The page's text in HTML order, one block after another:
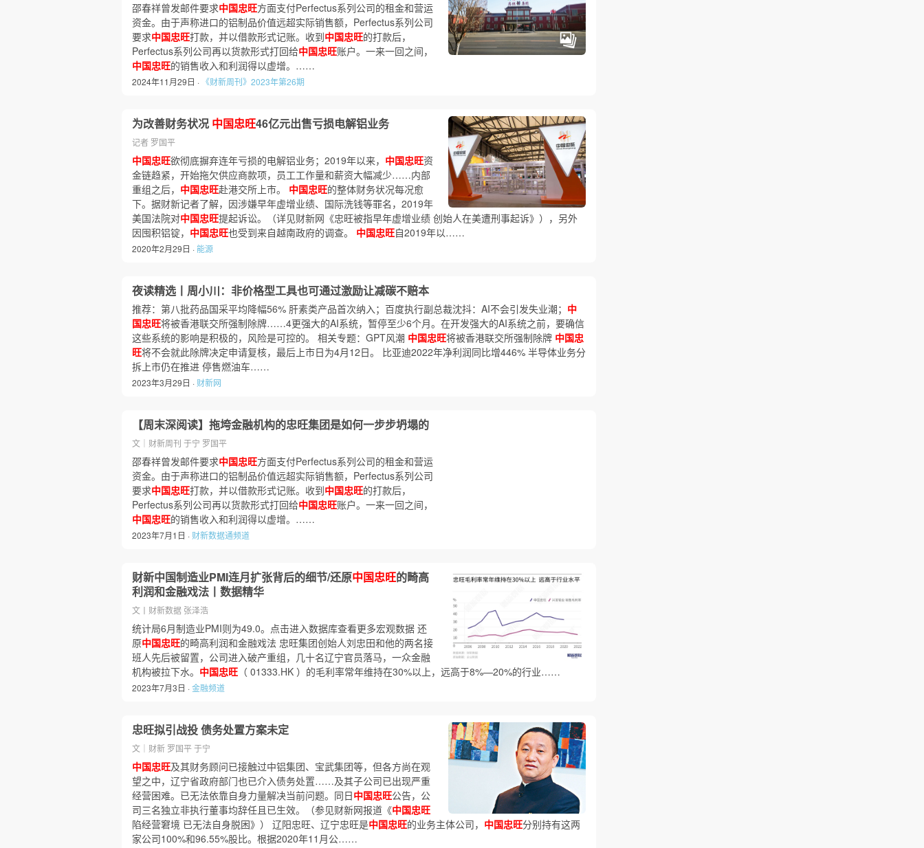
邵春祥曾发邮件要求中国忠旺方面支付Perfectus系列公司的租金和营运
资金。由于声称进口的铝制品价值远超实际销售额，Perfectus系列公司
要求中国忠旺打款，并以借款形式记账。收到中国忠旺的打款后，
Perfectus系列公司再以货款形式打回给中国忠旺账户。一来一回之间，
中国忠旺的销售收入和利润得以虚增。……
2024年11月29日 · 《财新周刊》2023年第26期
为改善财务状况 中国忠旺46亿元出售亏损电解铝业务
记者 罗国平
中国忠旺欲彻底摒弃连年亏损的电解铝业务；2019年以来， 中国忠旺资
金链趋紧，开始拖欠供应商款项，员工工作量和薪资大幅减少……内部
重组之后， 中国忠旺赴港交所上市。 中国忠旺的整体财务状况每况愈
下。据财新记者了解，因涉嫌早年虚增业绩、国际洗钱等罪名，2019年
美国法院对中国忠旺提起诉讼。（详见财新网《忠旺被指早年虚增业绩 创始人在美遭刑事起诉》），另外
因囤积铝锭， 中国忠旺也受到来自越南政府的调查。 中国忠旺自2019年以……
2020年2月29日 · 能源
夜读精选丨周小川：非价格型工具也可通过激励让减碳不赔本
推荐：第八批药品国采平均降幅56% 肝素类产品首次纳入；百度执行副总裁沈抖：AI不会引发失业潮； 中
国忠旺将被香港联交所强制除牌……4更强大的AI系统，暂停至少6个月。在开发强大的AI系统之前，要确信
这些系统的影响是积极的，风险是可控的。 相关专题：GPT风潮 中国忠旺将被香港联交所强制除牌 中国忠
旺将不会就此除牌决定申请复核，最后上市日为4月12日。 比亚迪2022年净利润同比增446% 半导体业务分
拆上市仍在推进 停售燃油车……
2023年3月29日 · 财新网
【周末深阅读】拖垮金融机构的忠旺集团是如何一步步坍塌的
文｜财新周刊 于宁 罗国平
邵春祥曾发邮件要求中国忠旺方面支付Perfectus系列公司的租金和营运
资金。由于声称进口的铝制品价值远超实际销售额，Perfectus系列公司
要求中国忠旺打款，并以借款形式记账。收到中国忠旺的打款后，
Perfectus系列公司再以货款形式打回给中国忠旺账户。一来一回之间，
中国忠旺的销售收入和利润得以虚增。……
2023年7月1日 · 财新数据通频道
财新中国制造业PMI连月扩张背后的细节/还原中国忠旺的畸高
利润和金融戏法丨数据精华
文丨财新数据 张泽浩
统计局6月制造业PMI则为49.0。点击进入数据库查看更多宏观数据 还
原中国忠旺的畸高利润和金融戏法 忠旺集团创始人刘忠田和他的两名接
班人先后被留置，公司进入破产重组，几十名辽宁官员落马，一众金融
机构被拉下水。 中国忠旺 （ 01333.HK ）的毛利率常年维持在30%以上，远高于8%—20%的行业……
2023年7月3日 ·金融频道
忠旺拟引战投 债务处置方案未定
文｜财新 罗国平 于宁
中国忠旺及其财务顾问已接触过中铝集团、宝武集团等，但各方尚在观
望之中，辽宁省政府部门也已介入债务处置……及其子公司已出现严重
经营困难。已无法依靠自身力量解决当前问题。同日中国忠旺公告，公
司三名独立非执行董事均辞任且已生效。（参见财新网报道《中国忠旺
陷经营窘境 已无法自身脱困》） 辽阳忠旺、辽宁忠旺是中国忠旺的业务主体公司， 中国忠旺分别持有这两
家公司100%和96.55%股比。根据2020年11月公……